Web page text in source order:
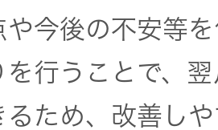
や今後の不安等
を行うことで、
るため、改善し